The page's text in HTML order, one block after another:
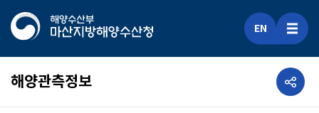
EN
해양관측정보 공유하기